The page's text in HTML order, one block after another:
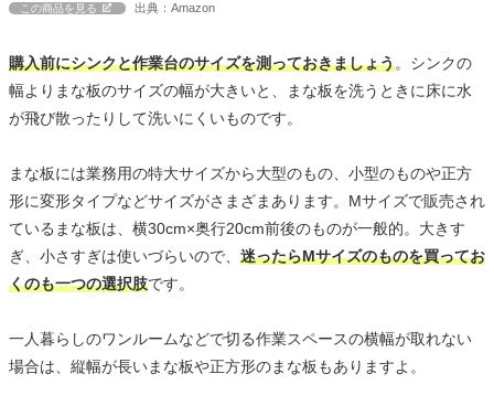
この商品を見る 出典：Amazon
購入前にシンクと作業台のサイズを測っておきましょう。シンクの
幅よりまな板のサイズの幅が大きいと、まな板を洗うときに床に水
が飛び散ったりして洗いにくいものです。
まな板には業務用の特大サイズから大型のもの、小型のものや正方
形に変形タイプなどサイズがさまざまあります。Mサイズで販売され
ているまな板は、横30cm×奥行20cm前後のものが一般的。大きす
ぎ、小さすぎは使いづらいので、 迷ったらMサイズのものを買ってお
くのも一つの選択肢です。
一人暮らしのワンルームなどで切る作業スペースの横幅が取れない
場合は、縦幅が長いまな板や正方形のまな板もありますよ。